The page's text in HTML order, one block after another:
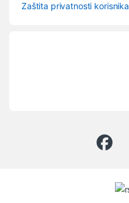
Zaštita privatnosti korisnika